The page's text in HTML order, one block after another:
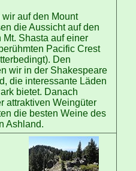
auf den Mount
die Aussicht auf den
Shasta auf einer
Pacific Crest
Den
wir in der Shakespeare
die interessante Läden
bietet. Danach
attraktiven Weingüter
die besten Weine des
Ashland.